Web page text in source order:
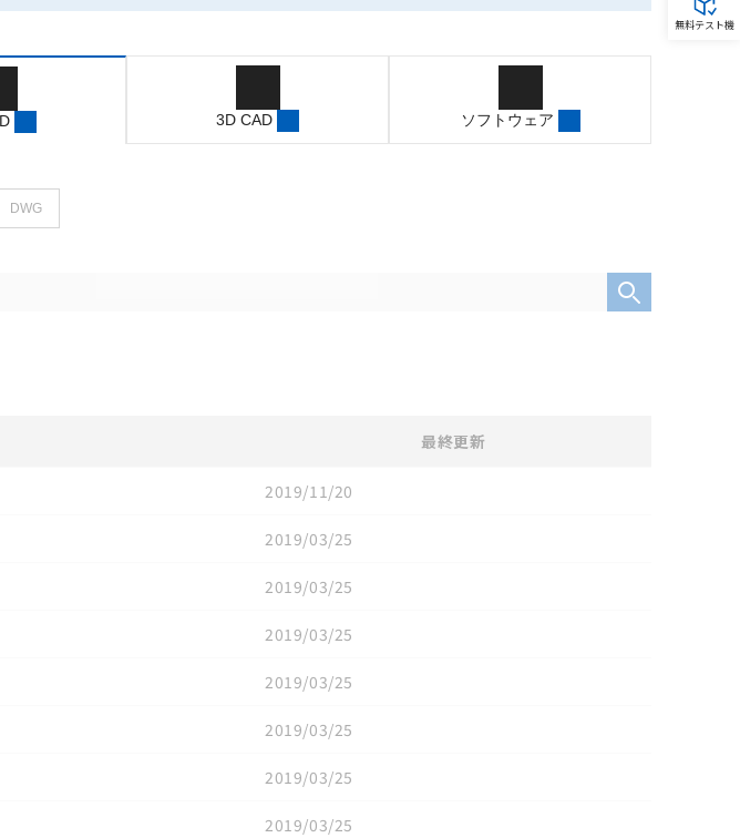
3D CAD ソフトウェア
DWG
最終更新
2019/11/20
2019/03/25
2019/03/25
2019/03/25
2019/03/25
2019/03/25
2019/03/25
2019/03/25
無料テスト機